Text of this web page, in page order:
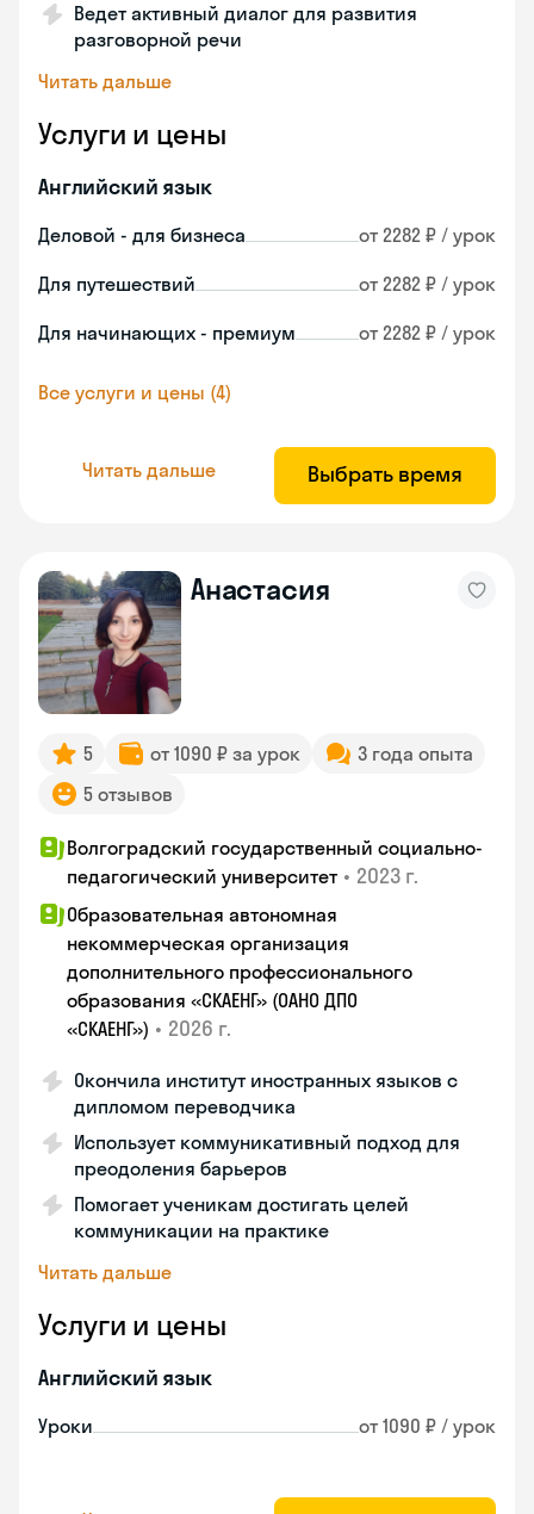
Ведет активный диалог для развития
разговорной речи
Читать дальше
Услуги и цены
Английский язык
Деловой - для бизнеса от 2282 ₽ / урок
Для путешествий от 2282 ₽ / урок
Для начинающих - премиум от 2282 ₽ / урок
Все услуги и цены (4)
Читать дальше Выбрать время
Анастасия
5 от 1090 ₽ за урок
3 года опыта
5 отзывов
Волгоградский государственный социально-
педагогический университет • 2023 г.
Образовательная автономная
некоммерческая организация
дополнительного профессионального
образования «СКАЕНГ» (ОАНО ДПО
«СКАЕНГ») • 2026 г.
Окончила институт иностранных языков с
дипломом переводчика
Использует коммуникативный подход для
преодоления барьеров
Помогает ученикам достигать целей
коммуникации на практике
Читать дальше
Услуги и цены
Английский язык
Уроки от 1090 ₽ / урок